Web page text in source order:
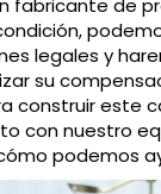
fabricante de
legales y
su
construir este
con nuestro
podemos